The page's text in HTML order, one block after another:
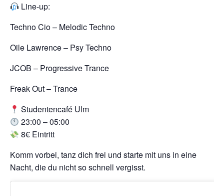
Line-up:
Techno Cio – Melodic Techno
Oile Lawrence – Psy Techno
JCOB – Progressive Trance
Freak Out – Trance
Studentencafé Ulm
23:00 – 05:00
8€ Eintritt
Komm vorbei, tanz dich frei und starte mit uns in eine
Nacht, die du nicht so schnell vergisst.